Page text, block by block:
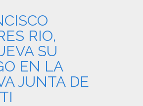
RIO,
SU
EN LA
JUNTA DE